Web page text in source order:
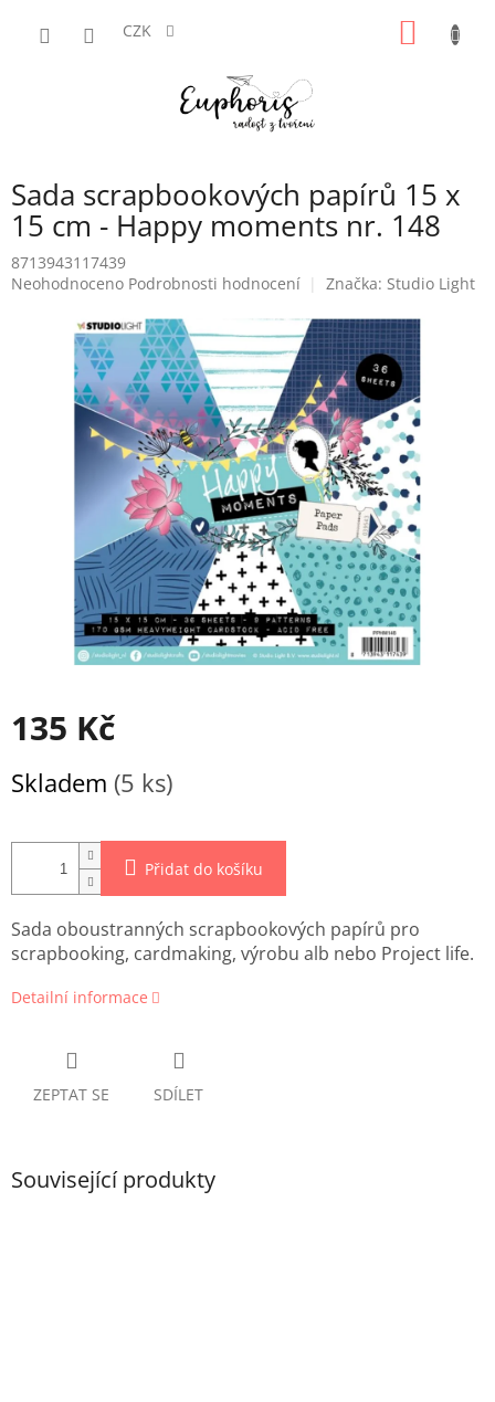
CZK
Sada scrapbookových papírů 15 x
15 cm - Happy moments nr. 148
8713943117439
Průměrné
produktu
Neohodnoceno Podrobnosti hodnocení Značka: Studio Light
135 Kč
cena:
Skladem (5 ks)
Přidat do košíku
Sada oboustranných scrapbookových papírů pro
scrapbooking, cardmaking, výrobu alb nebo Project life.
Detailní informace
ZEPTAT SE SDÍLET
Související produkty